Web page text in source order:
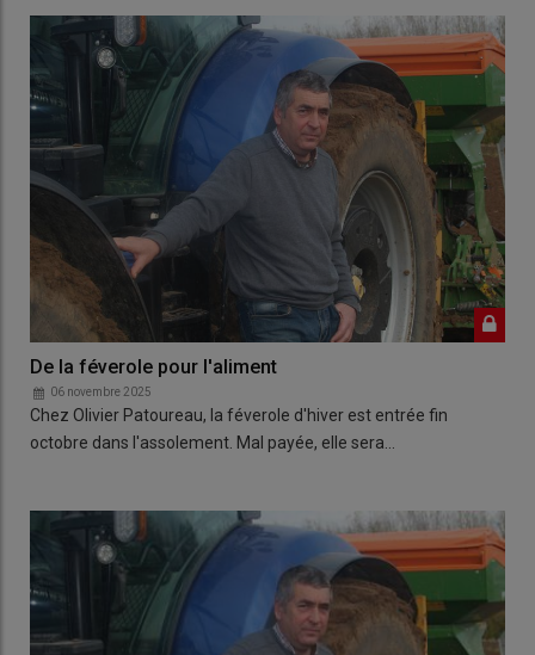
De la féverole pour l'aliment
06 novembre 2025
Chez Olivier Patoureau, la féverole d'hiver est entrée fin
octobre dans l'assolement. Mal payée, elle sera…